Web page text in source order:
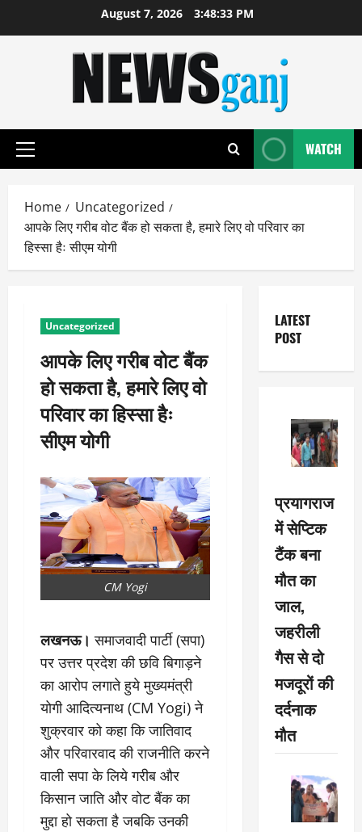
August 7, 2026 3:48:34 PM
Primary
WATCH
Home
Uncategorized
आपके लिए गरीब वोट बैंक हो सकता है, हमारे लिए वो परिवार का
हिस्सा हैः सीएम योगी
Uncategorized
आपके लिए गरीब वोट बैंक
हो सकता है, हमारे लिए वो
परिवार का हिस्सा हैः
सीएम योगी
CM Yogi
लखनऊ। समाजवादी पार्टी (सपा)
पर उत्तर प्रदेश की छवि बिगाड़ने
का आरोप लगाते हुये मुख्यमंत्री
योगी आदित्यनाथ (CM Yogi) ने
शुक्रवार को कहा कि जातिवाद
और परिवारवाद की राजनीति करने
वाली सपा के लिये गरीब और
किसान जाति और वोट बैंक का
मुद्दा हो सकता है जबकि उनकी
LATEST
POST
प्रयागराज
में सेप्टिक
टैंक बना
मौत का
जाल,
जहरीली
गैस से दो
मजदूरों की
दर्दनाक
मौत